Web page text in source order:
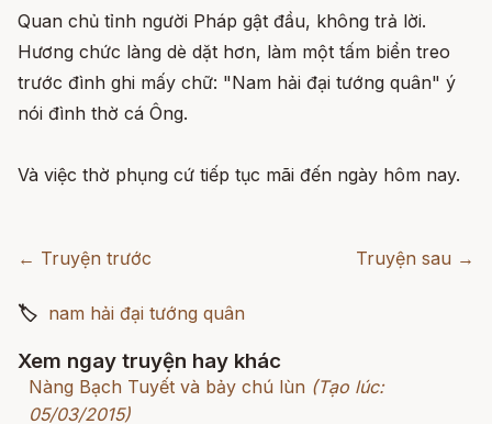
Quan chủ tỉnh người Pháp gật đầu, không trả lời.
Hương chức làng dè dặt hơn, làm một tấm biển treo
trước đình ghi mấy chữ: "Nam hải đại tướng quân" ý
nói đình thờ cá Ông.
Và việc thờ phụng cứ tiếp tục mãi đến ngày hôm nay.
← Truyện trước Truyện sau →
🏷 nam hải đại tướng quân
Xem ngay truyện hay khác
Nàng Bạch Tuyết và bảy chú lùn (Tạo lúc:
05/03/2015)